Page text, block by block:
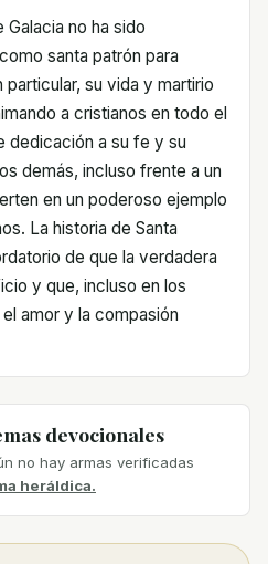
Galacia no ha sido
santa patrón para
particular, su vida y martirio
a cristianos en todo el
dedicación a su fe y su
demás, incluso frente a un
en un poderoso ejemplo
La historia de Santa
de que la verdadera
y que, incluso en los
amor y la compasión
devocionales
no hay armas verificadas
heráldica.